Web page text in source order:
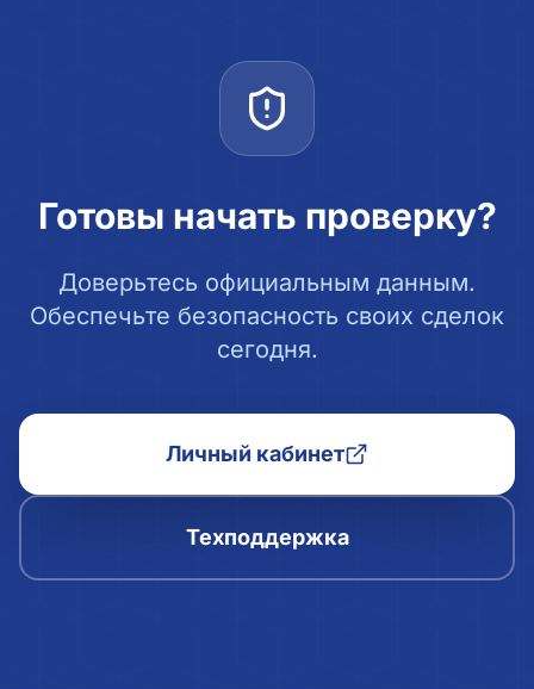
Готовы начать проверку?
Доверьтесь официальным данным.
Обеспечьте безопасность своих сделок
сегодня.
Личный кабинет
Техподдержка